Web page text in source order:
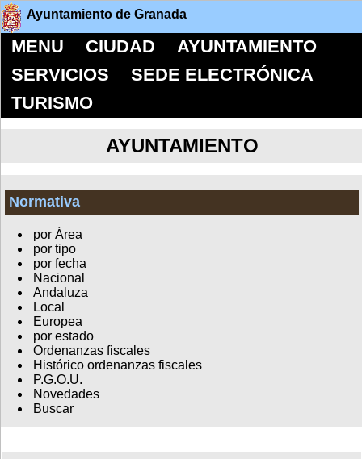
Ayuntamiento de Granada
MENU CIUDAD
AYUNTAMIENTO
SERVICIOS
SEDE ELECTRÓNICA
TURISMO
AYUNTAMIENTO
Normativa
por Área
por tipo
por fecha
Nacional
Andaluza
Local
Europea
por estado
Ordenanzas fiscales
Histórico ordenanzas fiscales
P.G.O.U.
Novedades
Buscar